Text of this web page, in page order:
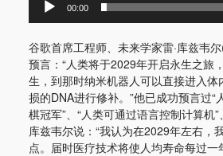
00:00
谷歌首席工程师、未来学家雷·库兹韦
预言：“人类将于2029年开启永生之旅
生，到那时纳米机器人可以直接进入体
损的DNA进行修补。”他已成功预言过“
棋冠军”、“人类可通过语言控制计算机”
库兹韦尔说：“我认为在2029年左右，
点。届时医疗技术将使人均寿命每过一